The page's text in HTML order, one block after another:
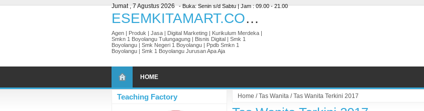
Jumat , 7 Agustus 2026 - Buka: Senin s/d Sabtu | Jam : 09.00 - 21.00
ESEMKITAMART.COM | BISNIS DIGITAL
Agen | Produk | Jasa | Digital Marketing | Kurikulum Merdeka |
Smkn 1 Boyolangu Tulungagung | Bisnis Digital | Smk 1
Boyolangu | Smk Negeri 1 Boyolangu | Ppdb Smkn 1
Boyolangu | Smk 1 Boyolangu Jurusan Apa Aja
HOME
Home /Tas Wanita /Tas Wanita Terkini 2017
Teaching Factory